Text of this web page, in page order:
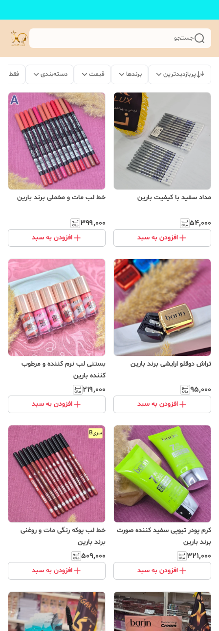
جستجو
پربازدیدترین برندها قیمت دسته‌بندی فقط
مداد سفید با کیفیت بارین
۵۴٬۰۰۰
افزودن به سبد
خط لب مات و مخملی برند بارین
۳۹۹٬۰۰۰
افزودن به سبد
تراش دوقلو ارایشی برند بارین
۹۵٬۰۰۰
افزودن به سبد
بستنی لب نرم کننده و مرطوب
کننده بارین
۲۱۹٬۰۰۰
افزودن به سبد
کرم پودر تیوپی سفید کننده صورت
برند بارین
۳۲۱٬۰۰۰
افزودن به سبد
خط لب پوکه رنگی مات و روغنی
برند بارین
۵۰۹٬۰۰۰
افزودن به سبد